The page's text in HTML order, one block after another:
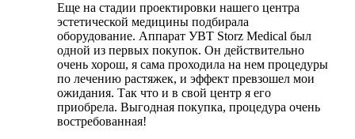
Еще на стадии проектировки нашего центра
эстетической медицины подбирала
оборудование. Аппарат УВТ Storz Medical был
одной из первых покупок. Он действительно
очень хорош, я сама проходила на нем процедуры
по лечению растяжек, и эффект превзошел мои
ожидания. Так что и в свой центр я его
приобрела. Выгодная покупка, процедура очень
востребованная!